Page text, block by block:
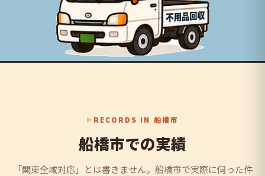
RECORDS IN 船橋市
船橋市での実績
「関東全域対応」とは書きません。船橋市で実際に伺った件